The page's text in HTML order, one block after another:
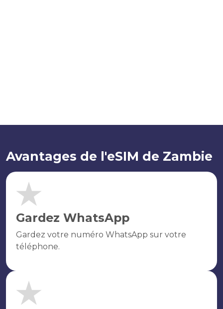
Avantages de l'eSIM de Zambie
Gardez WhatsApp
Gardez votre numéro WhatsApp sur votre
téléphone.